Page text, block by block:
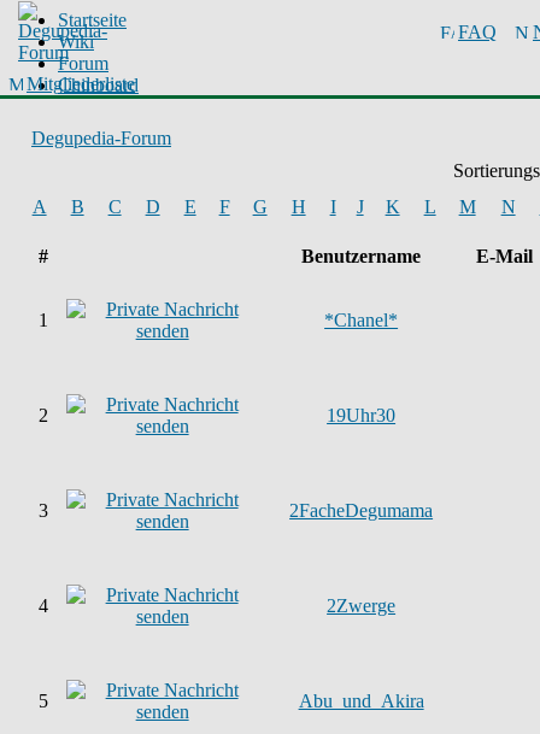
FAQ
Mitgliederliste
Startseite
Wiki
Forum
Chinboard
Degupedia-Forum
A
B C D E F G H I J K L M N
# Benutzername E-Mail
1 *Chanel*
2 19Uhr30
3 2FacheDegumama
4 2Zwerge
5 Abu_und_Akira